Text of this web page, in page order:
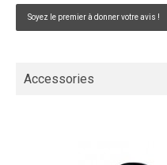
Soyez le premier à donner votre avis !
Accessories